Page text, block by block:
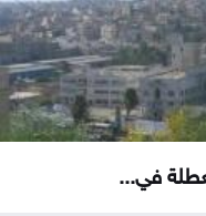
في...